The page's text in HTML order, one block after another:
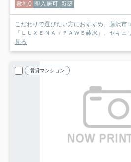
敷礼0 即入居可 新築
こだわりで選びたい方におすすめ。藤沢市
「ＬＵＸＥＮＡ＋ＰＡＷＳ藤沢」。セキュ
見る
賃貸マンション